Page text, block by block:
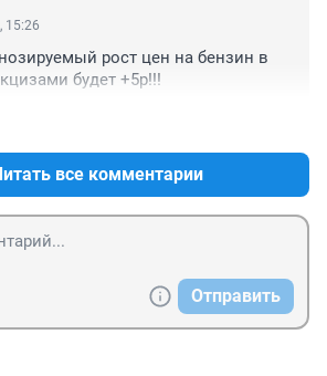
15:26
рост цен на бензин в
будет +5р!!!
все комментарии
Отправить